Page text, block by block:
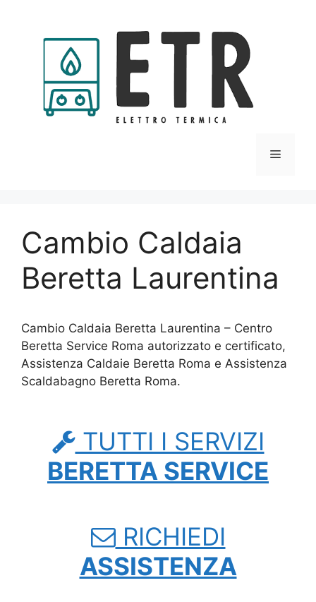
contenuto
Menu
Cambio Caldaia
Beretta Laurentina
Cambio Caldaia Beretta Laurentina – Centro
Beretta Service Roma autorizzato e certificato,
Assistenza Caldaie Beretta Roma e Assistenza
Scaldabagno Beretta Roma.
TUTTI I SERVIZI
BERETTA SERVICE
RICHIEDI
ASSISTENZA